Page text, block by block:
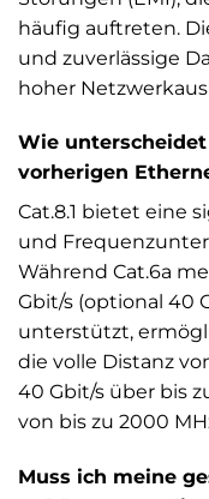
häufig auftreten.
und zuverlässige
hoher
Wie unterscheidet
vorherigen
Cat.8.1 bietet eine
und
Während Cat.6a
Gbit/s (optional 40
unterstützt,
die volle Distanz
40 Gbit/s über bis
von bis zu 2000
Muss ich meine